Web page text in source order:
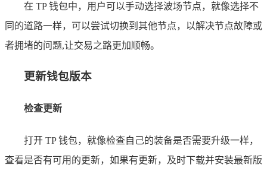
在 TP 钱包中，用户可以手动选择波场节点，就像选择不
同的道路一样，可以尝试切换到其他节点，以解决节点故障或
者拥堵的问题,让交易之路更加顺畅。
更新钱包版本
检查更新
打开 TP 钱包，就像检查自己的装备是否需要升级一样，
查看是否有可用的更新，如果有更新，及时下载并安装最新版